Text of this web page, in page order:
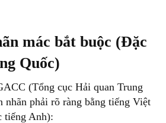
mác bắt buộc (Đặc
Quốc)
(Tổng cục Hải quan Trung
nhãn phải rõ ràng bằng tiếng Việt
tiếng Anh):